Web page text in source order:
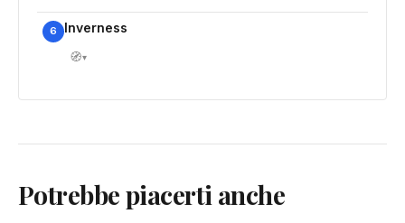
6 Inverness
🧭▾
Potrebbe piacerti anche